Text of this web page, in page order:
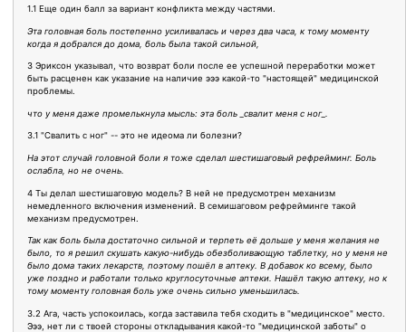
1.1 Еще один балл за вариант конфликта между частями.
Эта головная боль постепенно усиливалась и через два часа, к тому моменту
когда я добрался до дома, боль была такой сильной,
3 Эриксон указывал, что возврат боли после ее успешной переработки может
быть расценен как указание на наличие эээ какой-то "настоящей" медицинской
проблемы.
что у меня даже промелькнула мысль: эта боль _свалит меня с ног_.
3.1 "Свалить с ног" -- это не идеома ли болезни?
На этот случай головной боли я тоже сделал шестишаговый рефрейминг. Боль
ослабла, но не очень.
4 Ты делал шестишаговую модель? В ней не предусмотрен механизм
немедленного включения изменений. В семишаговом рефрейминге такой
механизм предусмотрен.
Так как боль была достаточно сильной и терпеть её дольше у меня желания не
было, то я решил скушать какую-нибудь обезболивающую таблетку, но у меня не
было дома таких лекарств, поэтому пошёл в аптеку. В добавок ко всему, было
уже поздно и работали только круглосуточные аптеки. Нашёл такую аптеку, но к
тому моменту головная боль уже очень сильно уменьшилась.
3.2 Ага, часть успокоилась, когда заставила тебя сходить в "медицинское" место.
Эээ, нет ли с твоей стороны откладывания какой-то "медицинской заботы" о